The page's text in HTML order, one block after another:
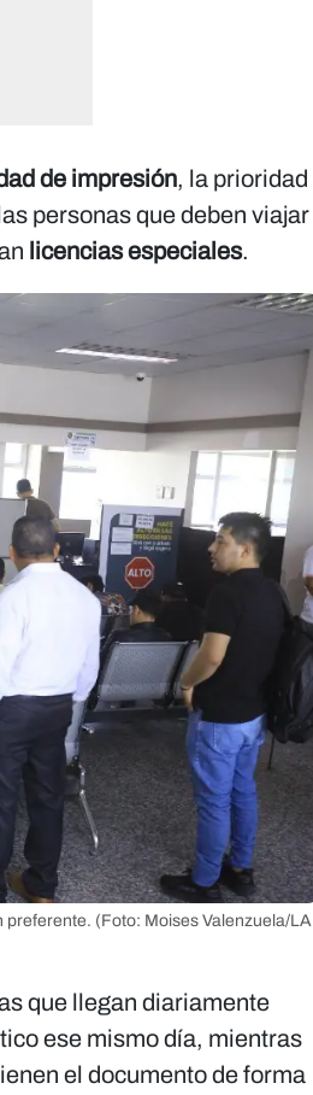
de impresión, la prioridad
personas que deben viajar
licencias especiales.
preferente. (Foto: Moises Valenzuela/LA
que llegan diariamente
ese mismo día, mientras
el documento de forma